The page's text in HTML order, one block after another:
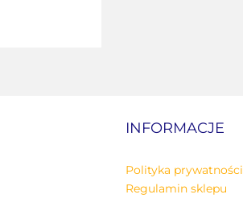
INFORMACJE
Polityka prywatności
Regulamin sklepu